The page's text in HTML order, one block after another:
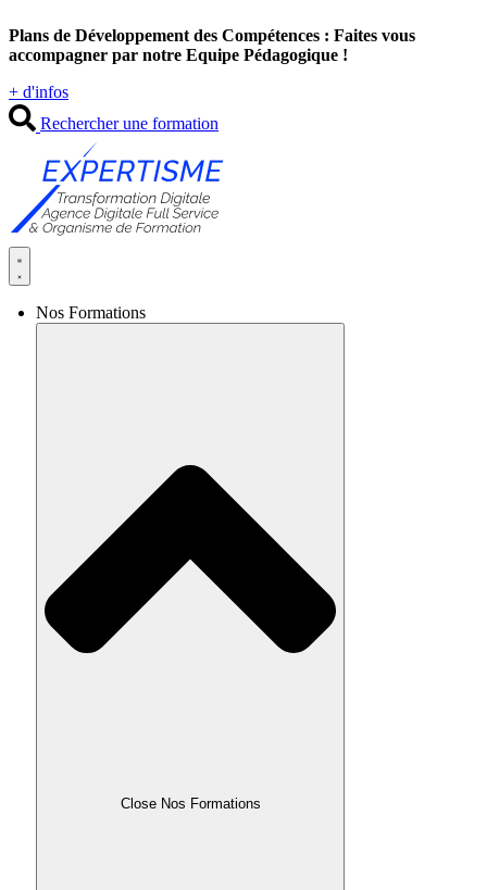
au
contenu
Plans de Développement des Compétences : Faites vous
accompagner par notre Equipe Pédagogique !
+ d'infos
Rechercher une formation
Nos Formations
Close Nos Formations